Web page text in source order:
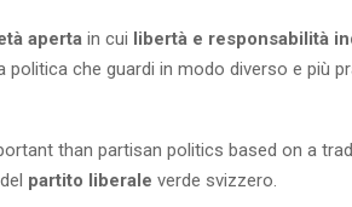
aperta in cui libertà e responsabilità
politica che guardi in modo diverso e più
than partisan politics based on a
partito liberale verde svizzero.